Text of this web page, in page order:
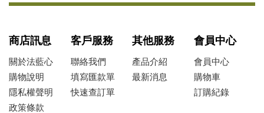
商店訊息
關於法藍心
購物說明
隱私權聲明
政策條款
客戶服務
聯絡我們
填寫匯款單
快速查訂單
其他服務
產品介紹
最新消息
會員中心
會員中心
購物車
訂購紀錄